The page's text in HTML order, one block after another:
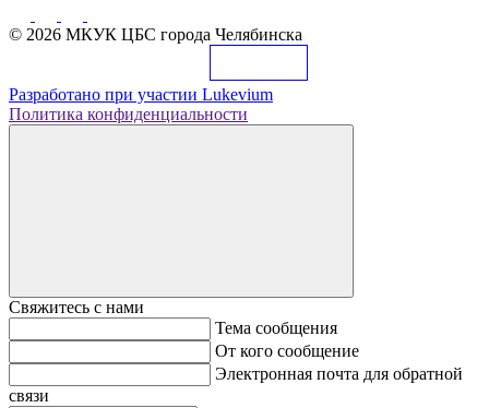
© 2026 МКУК ЦБС города Челябинска
Разработано при участии Lukevium
Политика конфиденциальности
Свяжитесь с нами
Тема сообщения
От кого сообщение
Электронная почта для обратной
связи